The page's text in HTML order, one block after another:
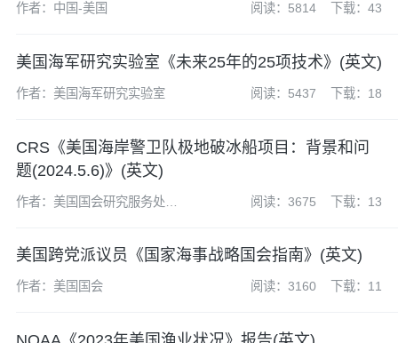
作者：中国-美国 阅读：5814 下载：43
美国海军研究实验室《未来25年的25项技术》(英文)
作者：美国海军研究实验室 阅读：5437 下载：18
CRS《美国海岸警卫队极地破冰船项目：背景和问
题(2024.5.6)》(英文)
作者：美国国会研究服务处
阅读：3675 下载：13
美国跨党派议员《国家海事战略国会指南》(英文)
作者：美国国会 阅读：3160 下载：11